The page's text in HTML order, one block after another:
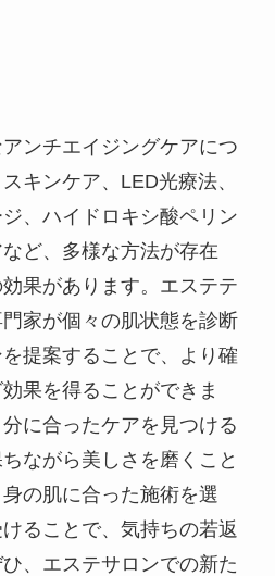
ンチエイジングケアにつ
キンケア、LED光療法、
、ハイドロキシ酸ペリン
ど、多様な方法が存在
果があります。エステテ
家が個々の肌状態を診断
提案することで、より確
果を得ることができま
に合ったケアを見つける
ながら美しさを磨くこと
の肌に合った施術を選
ることで、気持ちの若返
、エステサロンでの新た